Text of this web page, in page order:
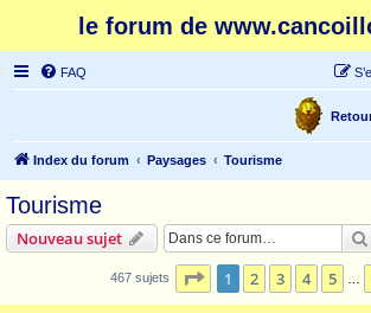
le forum de
FAQ
Index du forum Paysages Tourisme
Tourisme
Nouveau sujet
467 sujets Page 1sur10
1 2 3 4 5